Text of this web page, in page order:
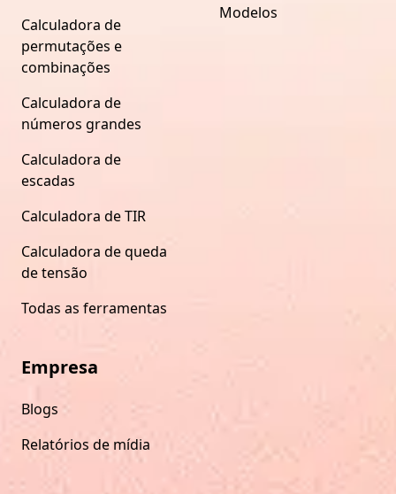
Calculadora de
permutações e
combinações
Calculadora de
números grandes
Calculadora de
escadas
Calculadora de TIR
Calculadora de queda
de tensão
Todas as ferramentas
Modelos
Empresa
Blogs
Relatórios de mídia